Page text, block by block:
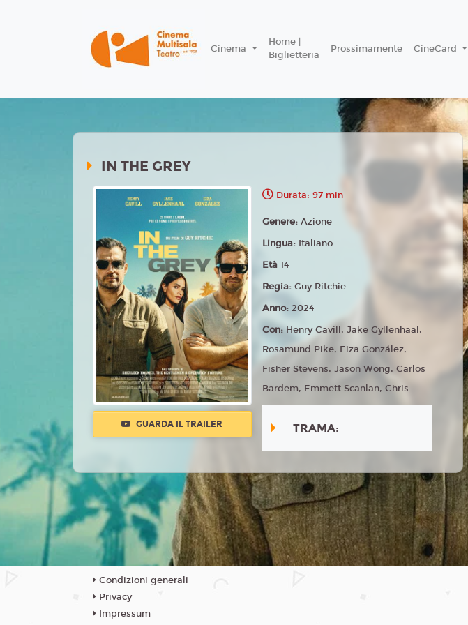
Cinema
Home |
Biglietteria
Prossimamente CineCard
IN THE GREY
GUARDA IL TRAILER
Durata: 97 min
Genere:Azione
Lingua: Italiano
Età14
Regia:Guy Ritchie
Anno:2024
Con:Henry Cavill, Jake Gyllenhaal,
Rosamund Pike, Eiza González,
Fisher Stevens, Jason Wong, Carlos
Bardem, Emmett Scanlan, Chris...
TRAMA:
Condizioni generali
Privacy
Impressum